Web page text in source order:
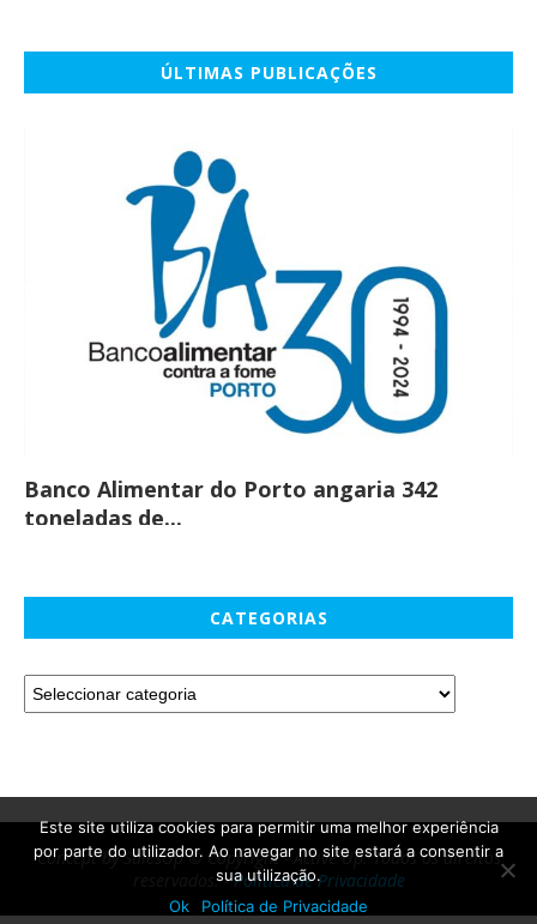
ÚLTIMAS PUBLICAÇÕES
Banco Alimentar do Porto angaria 342
toneladas de...
CATEGORIAS
Concept by SalesUp © Copyright - Active Up. Todos os direitos
reservados. -Política de Privacidade
Este site utiliza cookies para permitir uma melhor experiência
por parte do utilizador. Ao navegar no site estará a consentir a
sua utilização.
Ok
Política de Privacidade